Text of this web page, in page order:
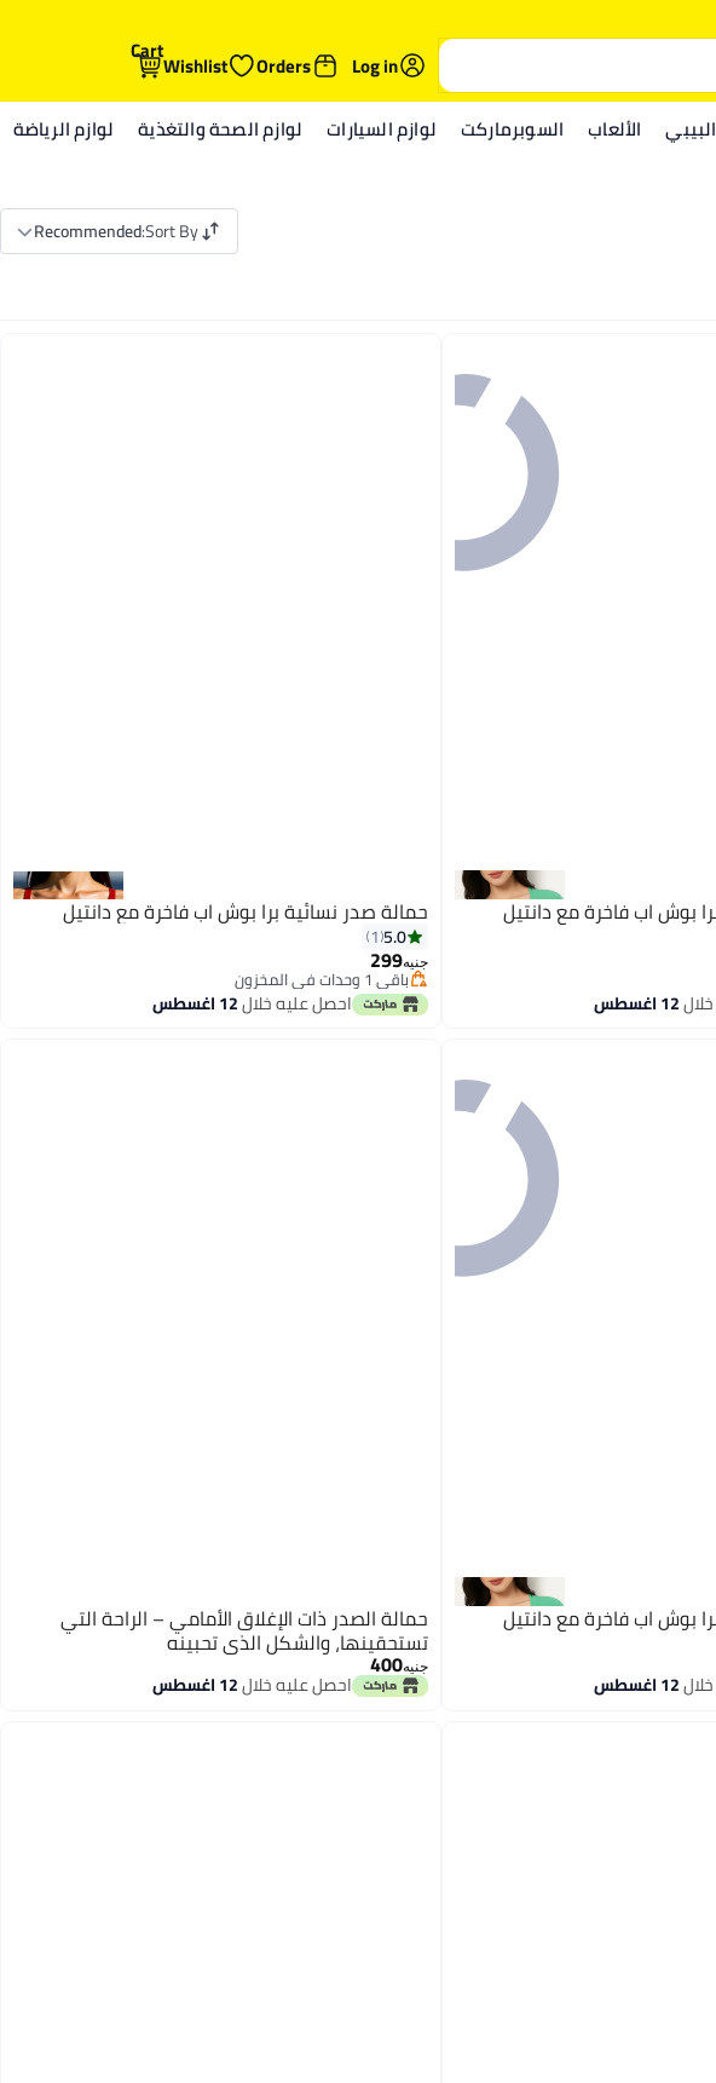
Log in
Orders
Wishlist
Cart
البيبي الألعاب السوبرماركت لوازم السيارات لوازم الصحة والتغذية لوازم الرياضة
Sort By
:
Recommended
بوش اب فاخرة مع دانتيل
12 اغسطس
حمالة صدر نسائية برا بوش اب فاخرة مع دانتيل
5.0
1
جنيه299
باقي 1 وحدات في المخزون
باقي 1 وحدات في المخزون احصل عليه خلال12 اغسطس
بوش اب فاخرة مع دانتيل
12 اغسطس
حمالة الصدر ذات الإغلاق الأمامي – الراحة التي
تستحقينها، والشكل الذي تحبينه
جنيه400
احصل عليه خلال12 اغسطس